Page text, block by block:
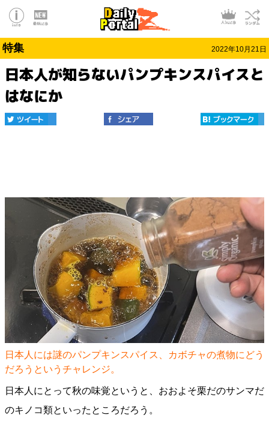
特集 2022年10月21日
日本人が知らないパンプキンスパイスと
はなにか
日本人には謎のパンプキンスパイス、カボチャの煮物にどう
だろうというチャレンジ。
日本人にとって秋の味覚というと、おおよそ栗だのサンマだ
のキノコ類といったところだろう。